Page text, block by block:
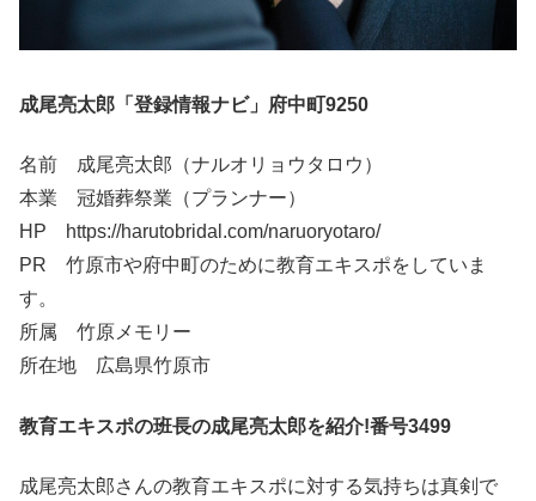
成尾亮太郎「登録情報ナビ」府中町9250
名前 成尾亮太郎（ナルオリョウタロウ）
本業 冠婚葬祭業（プランナー）
HP https://harutobridal.com/naruoryotaro/
PR 竹原市や府中町のために教育エキスポをしていま
す。
所属 竹原メモリー
所在地 広島県竹原市
教育エキスポの班長の成尾亮太郎を紹介!番号3499
成尾亮太郎さんの教育エキスポに対する気持ちは真剣で